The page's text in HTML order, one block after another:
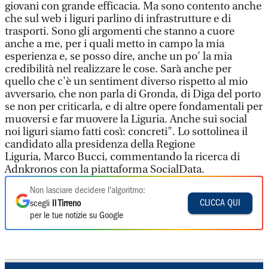
giovani con grande efficacia. Ma sono contento anche
che sul web i liguri parlino di infrastrutture e di
trasporti. Sono gli argomenti che stanno a cuore
anche a me, per i quali metto in campo la mia
esperienza e, se posso dire, anche un po' la mia
credibilità nel realizzare le cose. Sarà anche per
quello che c'è un sentiment diverso rispetto al mio
avversario, che non parla di Gronda, di Diga del porto
se non per criticarla, e di altre opere fondamentali per
muoversi e far muovere la Liguria. Anche sui social
noi liguri siamo fatti così: concreti". Lo sottolinea il
candidato alla presidenza della Regione
Liguria, Marco Bucci, commentando la ricerca di
Adnkronos con la piattaforma SocialData.
Non lasciare decidere l'algoritmo:
scegli
Il Tirreno
per le tue notizie su Google
CLICCA QUI